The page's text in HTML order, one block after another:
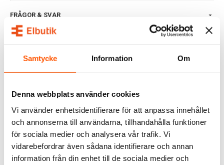
Samtycke Information Om
Denna webbplats använder cookies
Vi använder enhetsidentifierare för att anpassa innehållet
och annonserna till användarna, tillhandahålla funktioner
för sociala medier och analysera vår trafik. Vi
vidarebefordrar även sådana identifierare och annan
information från din enhet till de sociala medier och
FRÅGOR & SVAR
ALTERNATIVA PRODUKTER